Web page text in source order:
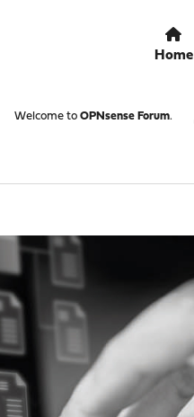
Home
Welcome to OPNsense Forum.